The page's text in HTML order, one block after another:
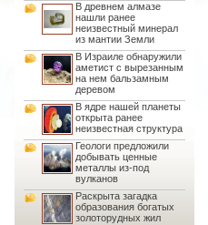
В древнем алмазе
нашли ранее
неизвестный минерал
из мантии Земли
В Израиле обнаружили
аметист с вырезанным
на нем бальзамным
деревом
В ядре нашей планеты
открыта ранее
неизвестная структура
Геологи предложили
добывать ценные
металлы из-под
вулканов
Раскрыта загадка
образования богатых
золоторудных жил